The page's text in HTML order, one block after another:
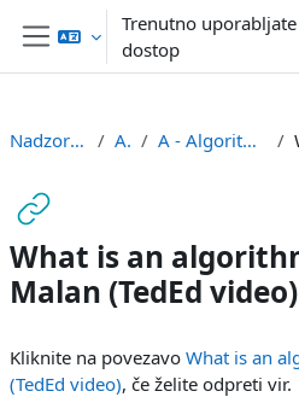
Preskoči na glavno vsebino
Stransko polje
Trenutno
dostop
Nadzorna plošča APS1 A - Algoritmi in problemi
What is an
Malan (TedEd video)
Kliknite na povezavo What is an
(TedEd video), če želite odpreti vir.